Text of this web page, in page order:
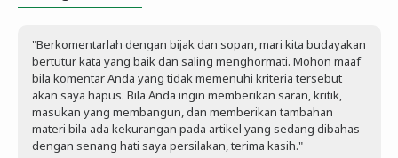
"Berkomentarlah dengan bijak dan sopan, mari kita budayakan
bertutur kata yang baik dan saling menghormati. Mohon maaf
bila komentar Anda yang tidak memenuhi kriteria tersebut
akan saya hapus. Bila Anda ingin memberikan saran, kritik,
masukan yang membangun, dan memberikan tambahan
materi bila ada kekurangan pada artikel yang sedang dibahas
dengan senang hati saya persilakan, terima kasih."